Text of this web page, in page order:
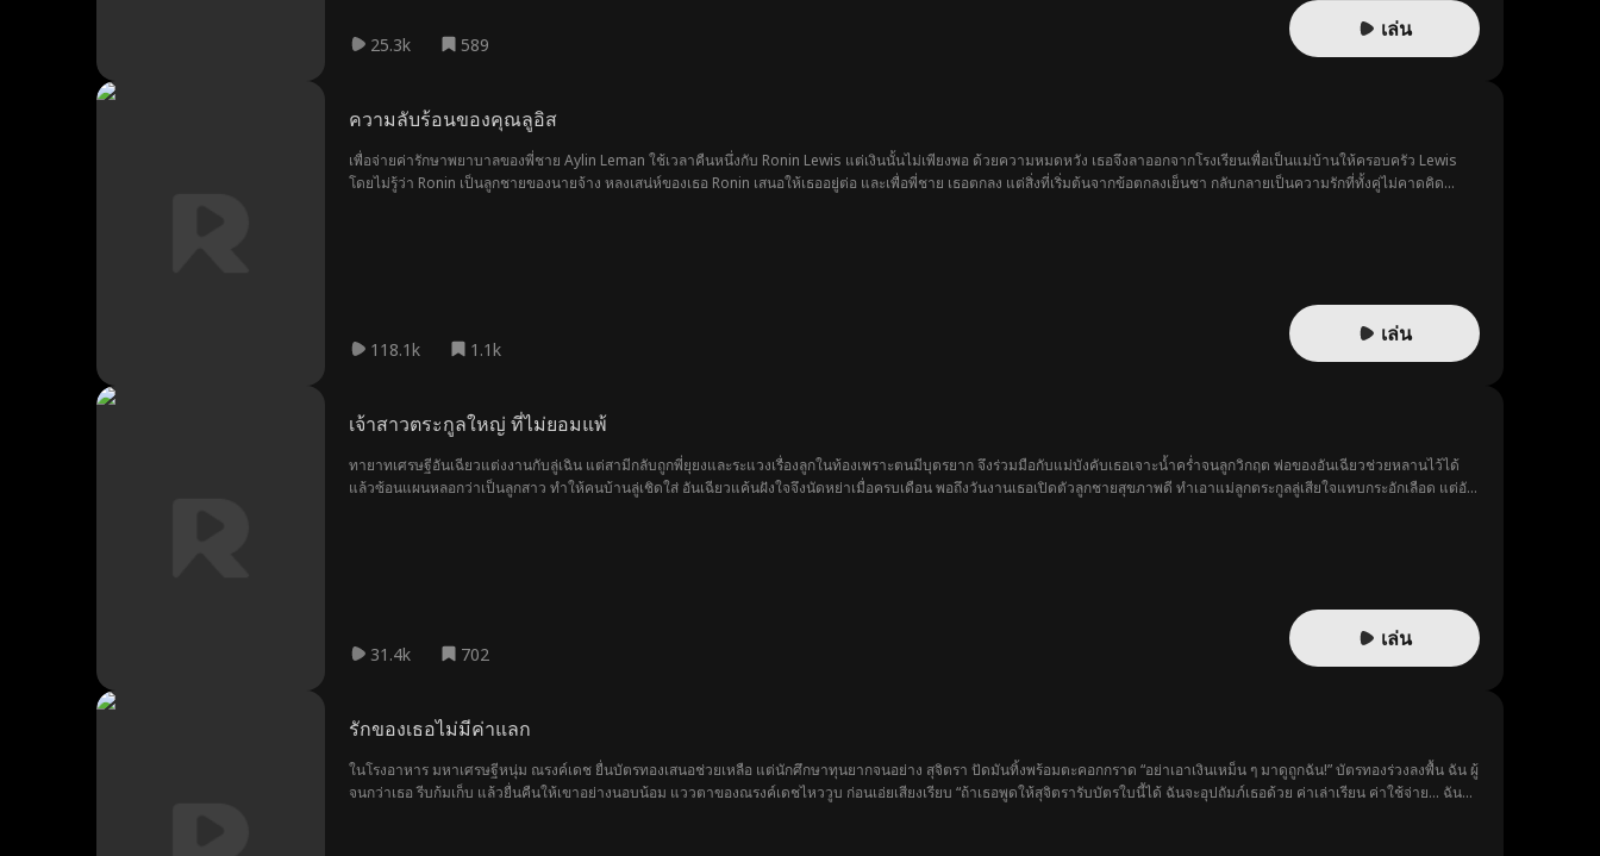
25.3k 589
เล่น
ความลับร้อนของคุณลูอิส
เพื่อจ่ายค่ารักษาพยาบาลของพี่ชาย Aylin Leman ใช้เวลาคืนหนึ่งกับ Ronin Lewis แต่เงินนั้นไม่เพียงพอ ด้วยความหมดหวัง เธอจึงลาออกจากโรงเรียนเพื่อเป็นแม่บ้านให้ครอบครัว Lewis
โดยไม่รู้ว่า Ronin เป็นลูกชายของนายจ้าง หลงเสน่ห์ของเธอ Ronin เสนอให้เธออยู่ต่อ และเพื่อพี่ชาย เธอตกลง แต่สิ่งที่เริ่มต้นจากข้อตกลงเย็นชา กลับกลายเป็นความรักที่ทั้งคู่ไม่คาดคิด...
118.1k 1.1k
เล่น
เจ้าสาวตระกูลใหญ่ ที่ไม่ยอมแพ้
ทายาทเศรษฐีอันเฉียวแต่งงานกับลู่เฉิน แต่สามีกลับถูกพี่ยุยงและระแวงเรื่องลูกในท้องเพราะตนมีบุตรยาก จึงร่วมมือกับแม่บังคับเธอเจาะน้ำคร่ำจนลูกวิกฤต พ่อของอันเฉียวช่วยหลานไว้ได้
แล้วซ้อนแผนหลอกว่าเป็นลูกสาว ทำให้คนบ้านลู่เชิดใส่ อันเฉียวแค้นฝังใจจึงนัดหย่าเมื่อครบเดือน พอถึงวันงานเธอเปิดตัวลูกชายสุขภาพดี ทำเอาแม่ลูกตระกูลลู่เสียใจแทบกระอักเลือด แต่อัน
31.4k 702
เล่น
รักของเธอไม่มีค่าแลก
ในโรงอาหาร มหาเศรษฐีหนุ่ม ณรงค์เดช ยื่นบัตรทองเสนอช่วยเหลือ แต่นักศึกษาทุนยากจนอย่าง สุจิตรา ปัดมันทิ้งพร้อมตะคอกกราด “อย่าเอาเงินเหม็น ๆ มาดูถูกฉัน!” บัตรทองร่วงลงพื้น ฉัน ผู้
จนกว่าเธอ รีบก้มเก็บ แล้วยื่นคืนให้เขาอย่างนอบน้อม แววตาของณรงค์เดชไหววูบ ก่อนเอ่ยเสียงเรียบ “ถ้าเธอพูดให้สุจิตรารับบัตรใบนี้ได้ ฉันจะอุปถัมภ์เธอด้วย ค่าเล่าเรียน ค่าใช้จ่าย… ฉัน